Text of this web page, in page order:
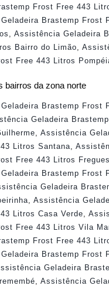
Frost Free 443
Brastemp Frost
, Assistência Geladeira
Bairro do Limão,
Free 443 Litros
bairros da zona norte
Brastemp Frost
Geladeira
Assistência
Litros Santana
Free 443 Litros
Brastemp Frost
Geladeira
Assistência
Litros Casa Verde
Free 443 Litros Vila
Frost Free 443
Brastemp Frost
Geladeira
Assistência